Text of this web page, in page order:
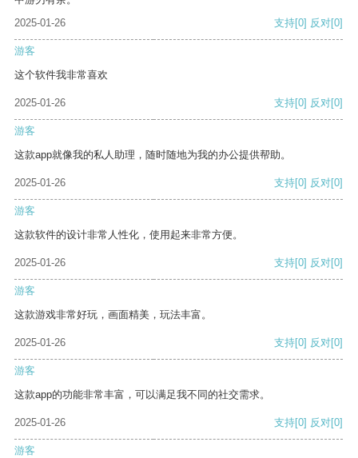
2025-01-26
支持[0] 反对[0]
游客
这个软件我非常喜欢
2025-01-26 支持[0] 反对[0]
游客
这款app就像我的私人助理，随时随地为我的办公提供帮助。
2025-01-26 支持[0] 反对[0]
游客
这款软件的设计非常人性化，使用起来非常方便。
2025-01-26 支持[0] 反对[0]
游客
这款游戏非常好玩，画面精美，玩法丰富。
2025-01-26 支持[0] 反对[0]
游客
这款app的功能非常丰富，可以满足我不同的社交需求。
2025-01-26 支持[0] 反对[0]
游客